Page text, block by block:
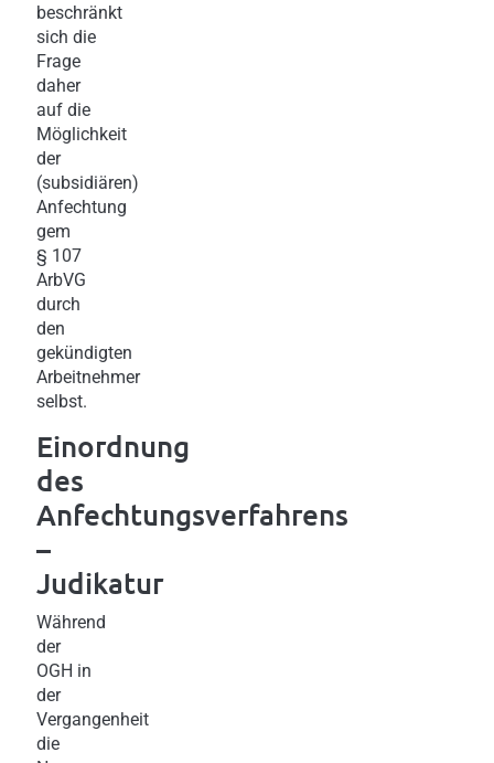
beschränkt
sich die
Frage
daher
auf die
Möglichkeit
der
(subsidiären)
Anfechtung
gem
§ 107
ArbVG
durch
den
gekündigten
Arbeitnehmer
selbst.
Einordnung
des
Anfechtungsverfahrens
–
Judikatur
Während
der
OGH in
der
Vergangenheit
die